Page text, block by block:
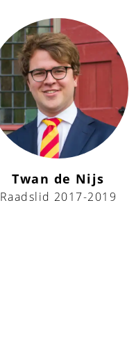
Twan de Nijs
Raadslid 2017-2019